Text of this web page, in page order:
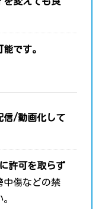
です。
信/動画化して
許可を取らず
中傷などの禁